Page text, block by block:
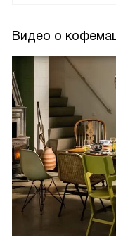
Видео о